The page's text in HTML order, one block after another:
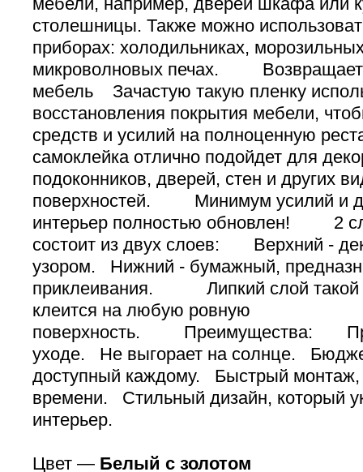
столешницы. Также можно
приборах: холодильниках,
микроволновых печах. Возвращает
мебель Зачастую такую пленку
восстановления покрытия мебели,
средств и усилий на полноценную
самоклейка отлично подойдет для
подоконников, дверей, стен и других
поверхностей. Минимум усилий и
интерьер полностью обновлен! 2
состоит из двух слоев: Верхний -
узором. Нижний - бумажный,
приклеивания. Липкий слой такой
клеится на любую ровную
поверхность. Преимущества:
уходе. Не выгорает на солнце.
доступный каждому. Быстрый монтаж,
времени. Стильный дизайн, который
интерьер.
Цвет — Белый с золотом